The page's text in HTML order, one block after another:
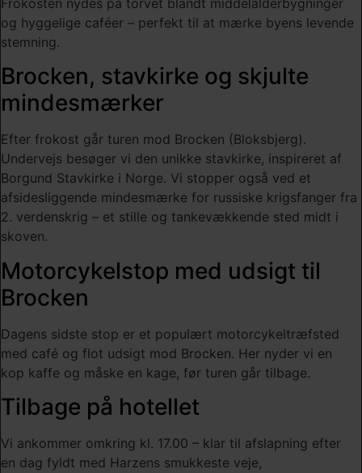
Frokosten nydes på torvet blandt middelalderbygninger
og hyggelige caféer – perfekt til at mærke byens levende
stemning.
Brocken, stavkirke og skjulte
mindesmærker
Efter frokost går turen mod Brocken (Bloksbjerg).
Undervejs besøger vi den unikke stavkirke, inspireret af
Borgund Stavkirke i Norge. Vi stopper også ved et
afsidesliggende mindesmærke for russiske krigsfanger fra
2. verdenskrig – et stille og tankevækkende sted midt i
skoven.
Motorcykelstop med udsigt til
Brocken
Dagens sidste stop er et populært motorcykeltræfsted
med café og flot udsigt mod Brocken. Her nyder vi en
kop kaffe og måske en kage, før turen går tilbage.
Tilbage på hotellet
Vi ankommer omkring kl. 17.00 – klar til afslapning efter
en dag fyldt med Harzens smukkeste veje,